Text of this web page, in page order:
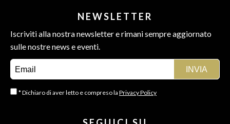
NEWSLETTER
Iscriviti alla nostra newsletter e rimani sempre aggiornato
sulle nostre news e eventi.
* Dichiaro di aver letto e compreso la Privacy Policy